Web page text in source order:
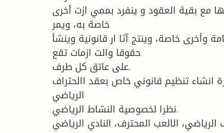
مع بقية العقود و ينفرد بممي ازت أخرى
خاصة به، ويمر
وأخرى خاصة، وينتج آثا ار قانونية وينشأ
حقوقا والت ازمات تقع
على عاتق كل طرف.
انشاء تنظيم قانوني خاص بعقد االحتراف
الرياضي
نظرا لخصوصية النشاط الرياضي.
الالعب المحترف، النادي الرياضي.